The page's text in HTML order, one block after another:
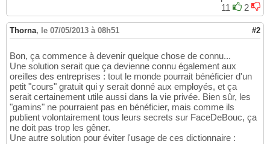
11
2
Thorna, le 07/05/2013 à 08h51 #2
Bon, ça commence à devenir quelque chose de connu...
Une solution serait que ça devienne connu également aux
oreilles des entreprises : tout le monde pourrait bénéficier d'un
petit "cours" gratuit qui y serait donné aux employés, et ça
serait certainement utile aussi dans la vie privée. Bien sûr, les
"gamins" ne pourraient pas en bénéficier, mais comme ils
publient volontairement tous leurs secrets sur FaceDeBouc, ça
ne doit pas trop les gêner.
Une autre solution pour éviter l'usage de ces dictionnaire :